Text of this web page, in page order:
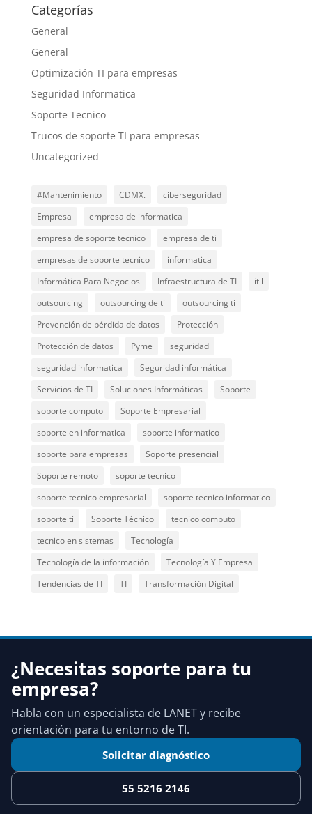
Categorías
General
General
Optimización TI para empresas
Seguridad Informatica
Soporte Tecnico
Trucos de soporte TI para empresas
Uncategorized
#Mantenimiento CDMX.
ciberseguridad
Empresa
empresa de informatica
empresa de soporte tecnico
empresa de ti
empresas de soporte tecnico
informatica
Informática Para Negocios
Infraestructura de TI
itil
outsourcing
outsourcing de ti
outsourcing ti
Prevención de pérdida de datos
Protección
Protección de datos
Pyme
seguridad
seguridad informatica
Seguridad informática
Servicios de TI
Soluciones Informáticas
Soporte
soporte computo
Soporte Empresarial
soporte en informatica
soporte informatico
soporte para empresas
Soporte presencial
Soporte remoto
soporte tecnico
soporte tecnico empresarial
soporte tecnico informatico
soporte ti
Soporte Técnico
tecnico computo
tecnico en sistemas
Tecnología
Tecnología de la información
Tecnología Y Empresa
Tendencias de TI
TI Transformación Digital
¿Necesitas soporte para tu
empresa?
Habla con un especialista de LANET y recibe
orientación para tu entorno de TI.
Solicitar diagnóstico
55 5216 2146